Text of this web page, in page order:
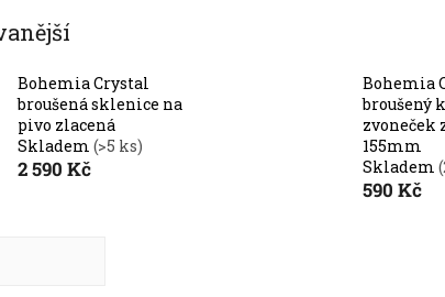
Bohemia Crystal
broušená sklenice na
pivo zlacená
Skladem (>5 ks)
2 590 Kč
Bohemia
broušený
zvoneček
155mm
Skladem
590 Kč